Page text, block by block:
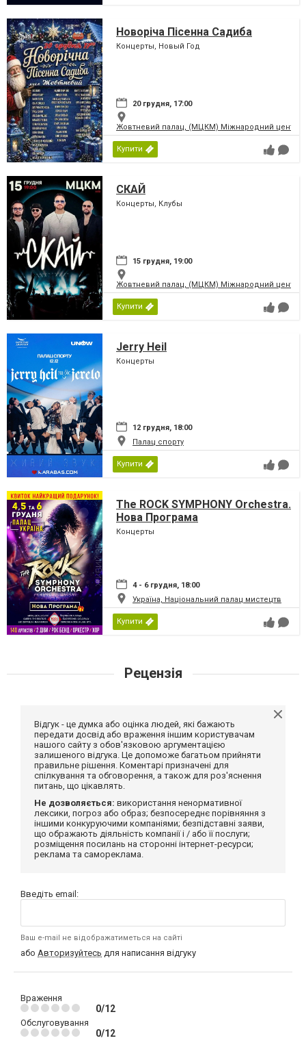
Новоріча Пісенна Садиба
Концерты, Новый Год
20 грудня, 17:00
Жовтневий палац, (МЦКМ) Міжнародний центр
Купити
СКАЙ
Концерты, Клубы
15 грудня, 19:00
Жовтневий палац, (МЦКМ) Міжнародний центр
Купити
Jerry Heil
Концерты
12 грудня, 18:00
Палац спорту
Купити
The ROCK SYMPHONY Orchestra.
Нова Програма
Концерты
4 - 6 грудня, 18:00
Україна, Національний палац мистецтв
Купити
Рецензія
Відгук - це думка або оцінка людей, які бажають
передати досвід або враження іншим користувачам
нашого сайту з обов'язковою аргументацією
залишеного відгука. Це допоможе багатьом прийняти
правильне рішення. Коментарі призначені для
спілкування та обговорення, а також для роз'яснення
питань, що цікавлять.
Не дозволяється: використання ненормативної
лексики, погроз або образ; безпосереднє порівняння з
іншими конкуруючими компаніями; безпідставні заяви,
що ображають діяльність компанії і / або її послуги;
розміщення посилань на сторонні інтернет-ресурси;
реклама та самореклама.
Введіть email:
Ваш e-mail не відображатиметься на сайті
або Авторизуйтесь для написання відгуку
Враження
0/12
Обслуговування
0/12